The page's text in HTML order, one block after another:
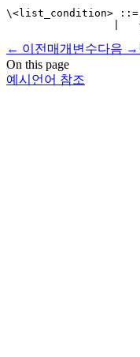
\<list_condition>
← 이전 매개변수다음 →
On this page
예시 언어 참조